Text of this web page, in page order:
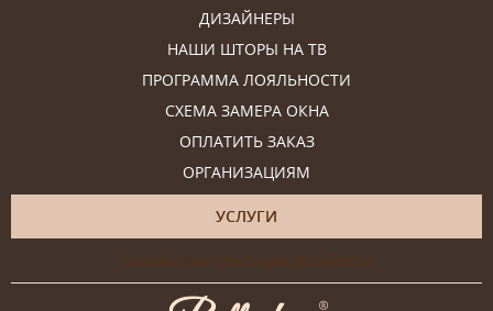
ДИЗАЙНЕРЫ
НАШИ ШТОРЫ НА ТВ
ПРОГРАММА ЛОЯЛЬНОСТИ
СХЕМА ЗАМЕРА ОКНА
ОПЛАТИТЬ ЗАКАЗ
ОРГАНИЗАЦИЯМ
УСЛУГИ
Онлайн-консультация дизайнера